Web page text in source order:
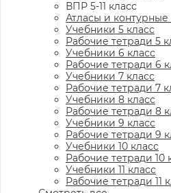
ВПР 5-11 класс
Атласы и контурные
Учебники 5 класс
Рабочие тетради 5
Учебники 6 класс
Рабочие тетради 6
Учебники 7 класс
Рабочие тетради 7
Учебники 8 класс
Рабочие тетради 8
Учебники 9 класс
Рабочие тетради 9
Учебники 10 класс
Рабочие тетради 10
Учебники 11 класс
Рабочие тетради 11